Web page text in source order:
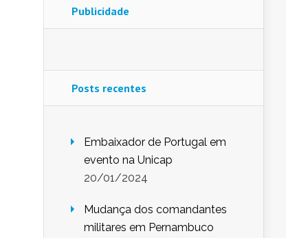
Publicidade
Posts recentes
Embaixador de Portugal em
evento na Unicap
20/01/2024
Mudança dos comandantes
militares em Pernambuco